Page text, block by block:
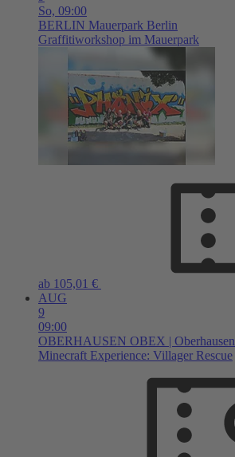
So, 09:00
BERLIN Mauerpark Berlin
Graffitiworkshop im Mauerpark
ab 105,01 €
AUG
9
09:00
OBERHAUSEN OBEX | Oberhausen
Minecraft Experience: Villager Rescue